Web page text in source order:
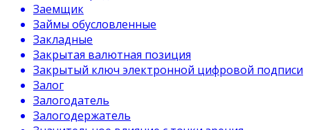
Заемщик
Займы обусловленные
Закладные
Закрытая валютная позиция
Закрытый ключ электронной цифровой подписи
Залог
Залогодатель
Залогодержатель